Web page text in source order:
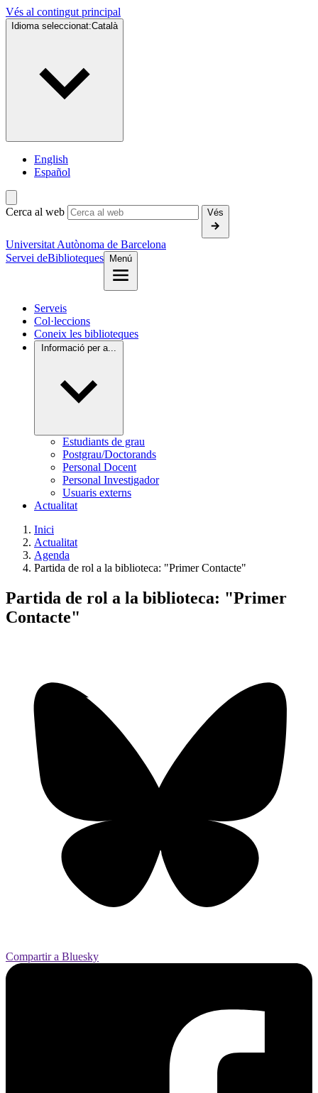
Vés al contingut principal
Idioma seleccionat:Català
English
Español
Cerca al web Vés
Universitat Autònoma de Barcelona
Servei deBiblioteques Menú
Serveis
Col·leccions
Coneix les biblioteques
Informació per a...
Estudiants de grau
Postgrau/Doctorands
Personal Docent
Personal Investigador
Usuaris externs
Actualitat
Inici
Actualitat
Agenda
Partida de rol a la biblioteca: "Primer Contacte"
Partida de rol a la biblioteca: "Primer
Contacte"
Compartir a Bluesky